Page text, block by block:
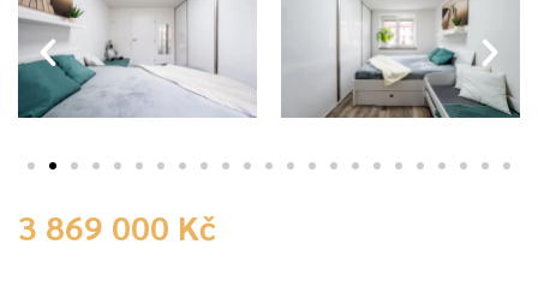
3 869 000 Kč